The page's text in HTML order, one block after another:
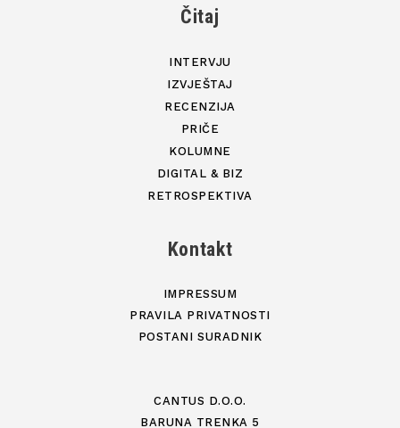
Čitaj
INTERVJU
IZVJEŠTAJ
RECENZIJA
PRIČE
KOLUMNE
DIGITAL & BIZ
RETROSPEKTIVA
Kontakt
IMPRESSUM
PRAVILA PRIVATNOSTI
POSTANI SURADNIK
CANTUS D.O.O.
BARUNA TRENKA 5